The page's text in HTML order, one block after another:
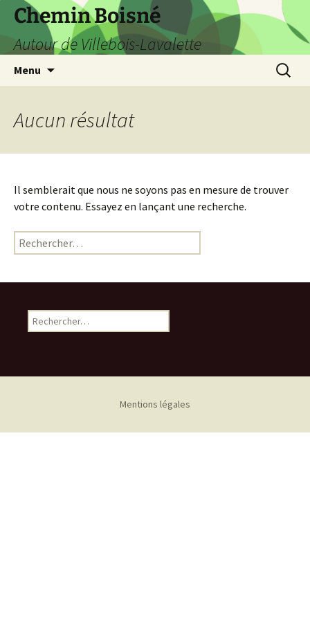
Aller
contenu
Chemin Boisné
Autour de Villebois-Lavalette
Menu
Aucun résultat
Il semblerait que nous ne soyons pas en mesure de trouver
votre contenu. Essayez en lançant une recherche.
Rechercher :
Rechercher :
Mentions légales